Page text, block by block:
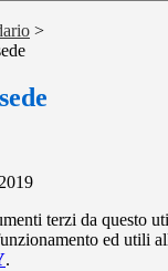
>
terzi da questo
ed utili
.